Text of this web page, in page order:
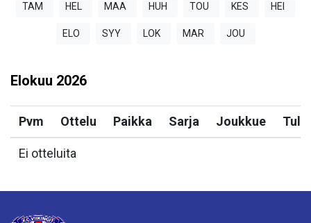
TAM HEL MAA HUH TOU KES HEI
ELO SYY LOK MAR JOU
Elokuu 2026
Pvm Ottelu Paikka Sarja Joukkue
Ei otteluita